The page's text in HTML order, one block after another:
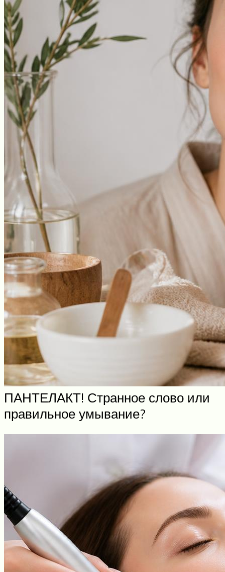
ПАНТЕЛАКТ! Странное слово или
правильное умывание?